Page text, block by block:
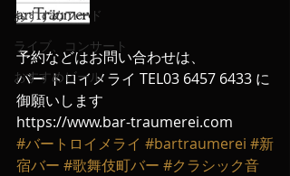
おすすめフード
ライブ、コンサート
おすすめビール
予約などはお問い合わせは、
バー トロイメライ TEL03 6457 6433 に
御願いします
https://www.bar-traumerei.com
#バートロイメライ #bartraumerei #新
宿バー #歌舞伎町バー #クラシック音